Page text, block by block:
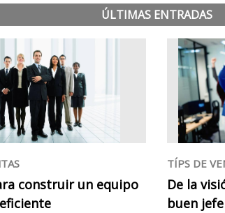
ÚLTIMAS ENTRADAS
construir un equipo
TÍPS DE
De la
buen